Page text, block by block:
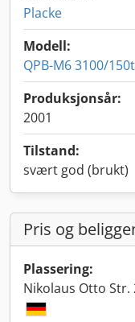
Placke
Modell:
QPB-M6 3100/150t
Produksjonsår:
2001
Tilstand:
svært god (brukt)
Pris og
Plassering:
Nikolaus Otto Str.